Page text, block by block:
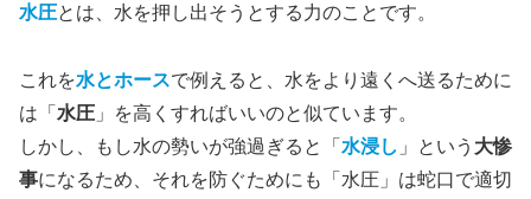
水圧とは、水を押し出そうとする力のことです。
これを水とホースで例えると、水をより遠くへ送るために
は「 水圧 」を高くすればいいのと似ています。
しかし、もし水の勢いが強過ぎると「 水浸し 」という 大惨
事になるため、それを防ぐためにも「水圧」は蛇口で適切